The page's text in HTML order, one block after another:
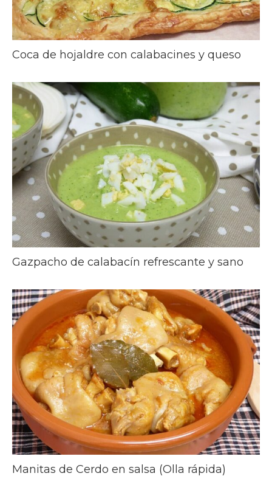
Coca de hojaldre con calabacines y queso
Gazpacho de calabacín refrescante y sano
Manitas de Cerdo en salsa (Olla rápida)